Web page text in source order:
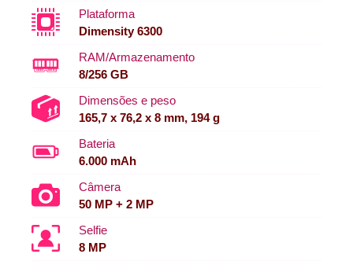
Plataforma
Dimensity 6300
RAM/Armazenamento
8/256 GB
Dimensões e peso
165,7 x 76,2 x 8 mm, 194 g
Bateria
6.000 mAh
Câmera
50 MP + 2 MP
Selfie
8 MP